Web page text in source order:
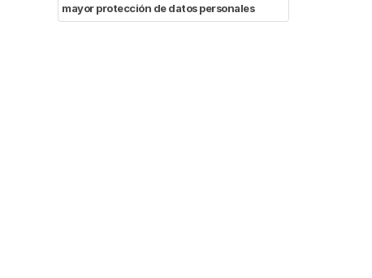
mayor protección de datos personales